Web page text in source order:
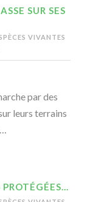
SUR SES
VIVANTES
par des
leurs terrains
PROTÉGÉES…